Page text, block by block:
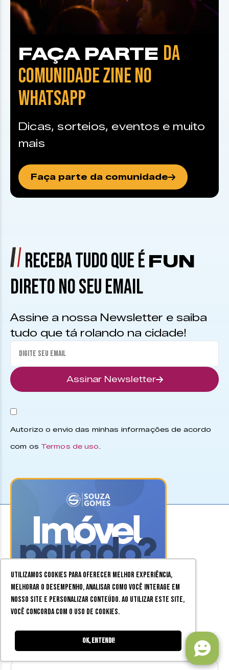
Utilizamos cookies para oferecer melhor experiência,
melhorar o desempenho, analisar como você interage em
nosso site e personalizar conteúdo. Ao utilizar este site,
você concorda com o uso de cookies.
Ok, entendi!
FAÇA PARTE DA
COMUNIDADE ZINE NO
WHATSAPP
Dicas, sorteios, eventos e muito
mais
Faça parte da comunidade
RECEBA TUDO QUE É FUN
DIRETO NO SEU EMAIL
Assine a nossa Newsletter e saiba
tudo que tá rolando na cidade!
Assinar Newsletter
Autorizo o envio das minhas informações de acordo
com os Termos de uso.